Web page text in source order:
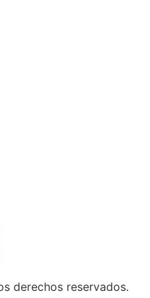
derechos reservados.